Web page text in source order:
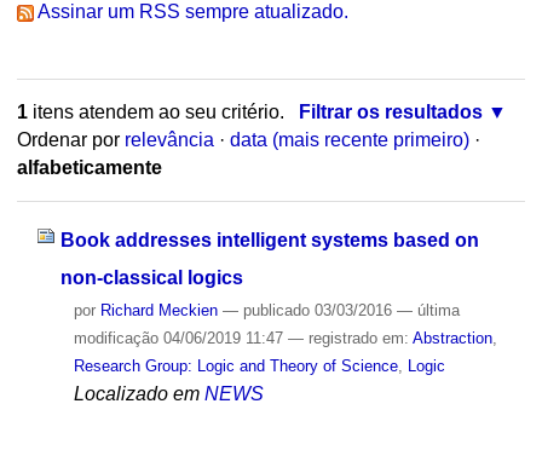
Assinar um RSS sempre atualizado.
1itens atendem ao seu critério.
Filtrar os resultados
Ordenar por relevância · data (mais recente primeiro) ·
alfabeticamente
Book addresses intelligent systems based on
non-classical logics
por Richard Meckien — publicado03/03/2016 — última
modificação04/06/2019 11:47 — registrado em: Abstraction,
Research Group: Logic and Theory of Science, Logic
Localizado em NEWS